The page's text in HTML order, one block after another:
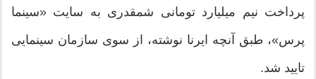
پرداخت نیم میلیارد تومانی شمقدری به سایت «سینما
پرس»، طبق آنچه ایرنا نوشته، از سوی سازمان سینمایی
تایید شد.